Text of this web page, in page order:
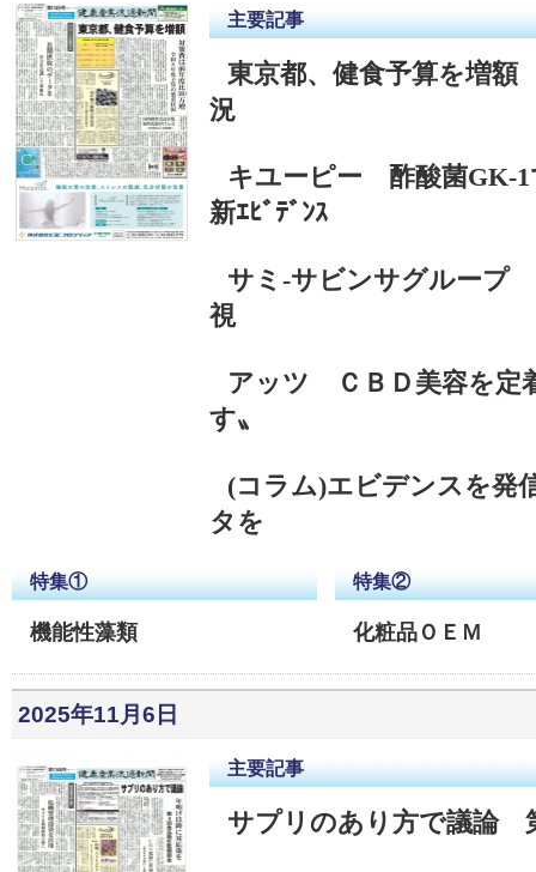
主要記事
東京都、健食予算を増
況
キユーピー 酢酸菌GK-
新ｴﾋﾞﾃﾞﾝｽ
サミ‐サビンサグループ
視
アッツ ＣＢＤ美容を定
す〟
(コラム)エビデンスを
タを
特集①
機能性藻類
特集②
化粧品ＯＥＭ
2025年11月6日
主要記事
サプリのあり方で議論